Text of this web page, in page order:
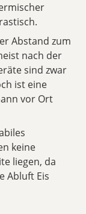
Abstand zum
nach der
sind zwar
ist eine
vor Ort
keine
liegen, da
Abluft Eis